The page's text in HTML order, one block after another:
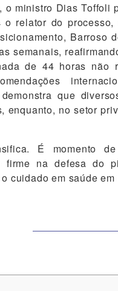
o ministro Dias Toffoli
o relator do
Barroso
semanais,
de 44 horas não
que
enquanto, no setor
É momento
firme na defesa do
cuidado em saúde